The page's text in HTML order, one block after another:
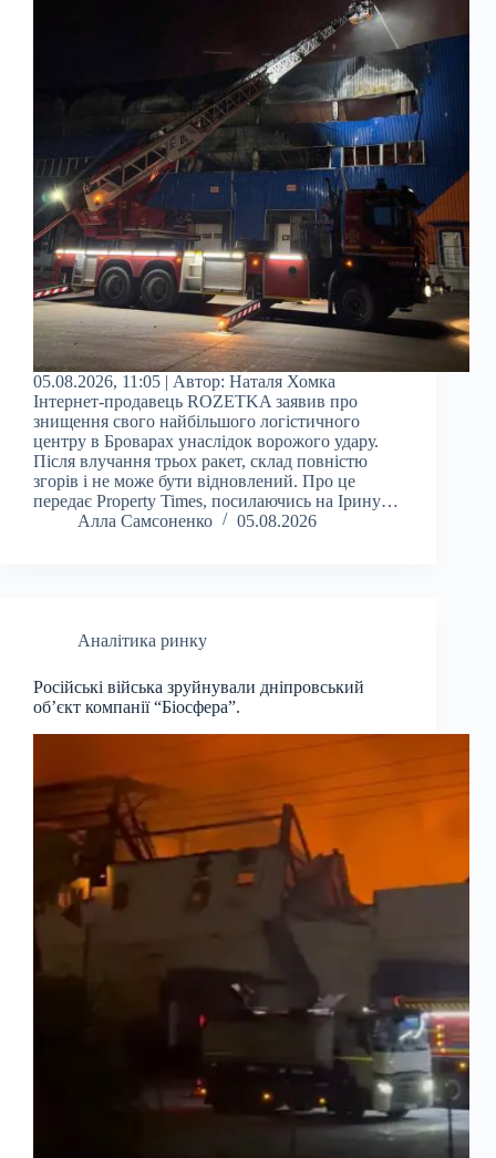
05.08.2026, 11:05 | Автор: Наталя Хомка
Інтернет-продавець ROZETKA заявив про
знищення свого найбільшого логістичного
центру в Броварах унаслідок ворожого удару.
Після влучання трьох ракет, склад повністю
згорів і не може бути відновлений. Про це
передає Property Times, посилаючись на Ірину…
Алла Самсоненко
05.08.2026
Аналітика ринку
Російські війська зруйнували дніпровський
об’єкт компанії “Біосфера”.